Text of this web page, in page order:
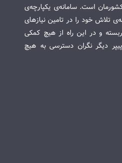
است. سامانه‌ی یکپارچه‌ی
تلاش خود را در تامین نیازهای
و در این راه از هیچ کمکی
دیگر نگران دسترسی به هیچ